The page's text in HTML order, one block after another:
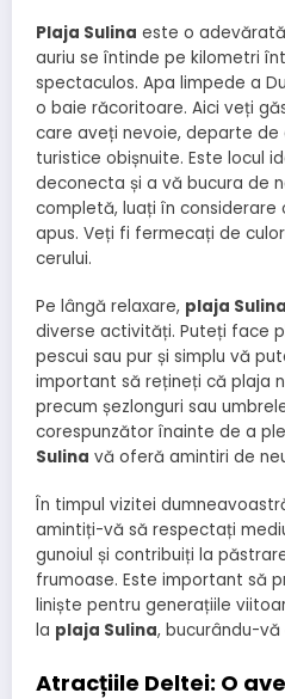
Plaja Sulina este o
auriu se întinde pe kilometri
spectaculos. Apa limpede a
o baie răcoritoare. Aici veți
care aveți nevoie, departe
turistice obișnuite. Este locul
deconecta și a vă bucura de
completă, luați în considerare
apus. Veți fi fermecați de
cerului.
Pe lângă relaxare, plaja Sulina
diverse activități. Puteți face
pescui sau pur și simplu vă
important să rețineți că plaja
precum șezlonguri sau
corespunzător înainte de a
Sulina vă oferă amintiri de
În timpul vizitei
amintiți-vă să respectați
gunoiul și contribuiți la
frumoase. Este important să
liniște pentru generațiile
la plaja Sulina, bucurându-
Atracțiile Deltei: O